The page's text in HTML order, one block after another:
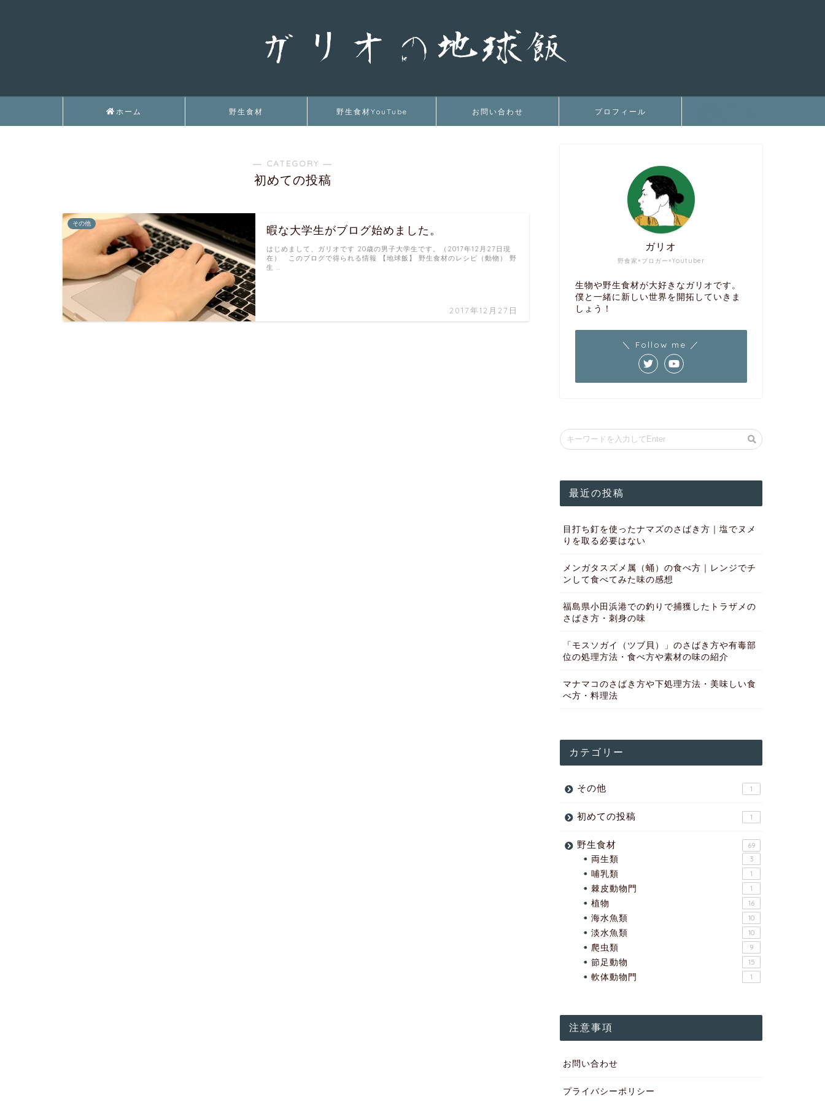
ホーム 野生食材 野生食材YouTube お問い合わせ プロフィール
― CATEGORY ―
初めての投稿
その他 暇な大学生がブログ始めました。
2017年12月27日
はじめまして、ガリオです 20歳の男子大学生です。（2017年12月27日現
在） このブログで得られる情報 【地球飯】 野生食材のレシピ（動物） 野
生 …
野食家×ブロガー×Youtuber
ガリオ
生物や野生食材が大好きなガリオです。
僕と一緒に新しい世界を開拓していきま
しょう！
＼ Follow me ／
最近の投稿
目打ち釘を使ったナマズのさばき方｜塩でヌメ
りを取る必要はない
メンガタスズメ属（蛹）の食べ方｜レンジでチ
ンして食べてみた味の感想
福島県小田浜港での釣りで捕獲したトラザメの
さばき方・刺身の味
「モスソガイ（ツブ貝）」のさばき方や有毒部
位の処理方法・食べ方や素材の味の紹介
マナマコのさばき方や下処理方法・美味しい食
べ方・料理法
カテゴリー
その他 1
初めての投稿 1
野生食材 69
両生類 3
哺乳類 1
棘皮動物門 1
植物 16
海水魚類 10
淡水魚類 10
爬虫類 9
節足動物 15
軟体動物門 1
注意事項
お問い合わせ
プライバシーポリシー